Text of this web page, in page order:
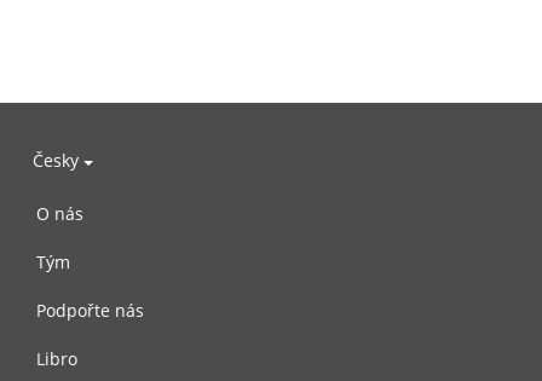
Česky
O nás
Tým
Podpořte nás
Libro